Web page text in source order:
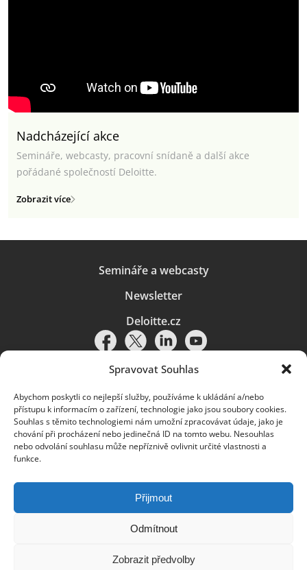
Spravovat Souhlas
Abychom poskytli co nejlepší služby, používáme k ukládání a/nebo
přístupu k informacím o zařízení, technologie jako jsou soubory cookies.
Souhlas s těmito technologiemi nám umožní zpracovávat údaje, jako je
chování při procházení nebo jedinečná ID na tomto webu. Nesouhlas
nebo odvolání souhlasu může nepříznivě ovlivnit určité vlastnosti a
funkce.
Přijmout
Odmítnout
Zobrazit předvolby
Nadcházející akce
Semináře, webcasty, pracovní snídaně a další akce
pořádané společností Deloitte.
Zobrazit více
Semináře a webcasty
Newsletter
Deloitte.cz
Pravidla používání|Ochrana osobních údajů|Soubory cookies |
Deloitte.cz
© 2026. Více informací najdete vPravidlech používání.
Deloitte označuje jednu či více společností globální sítě členských
a přidružené subjekty (souhrnně „organizace Deloitte“). Společnost DTTL
(rovněž označovaná jako „Deloitte Global“) a každá z jejích členských
společností a jejich přidružených subjektů je samostatným a nezávislým
právním subjektem, který není oprávněn zavazovat nebo přijímat závazky
za jinou z těchto členských společností a jejich přidružených subjektů ve
pochybení, nikoli za jednání či pochybení jiných členských společností či